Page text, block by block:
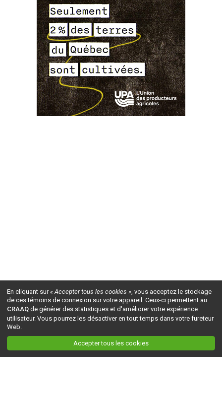
En cliquant sur« Accepter tous les cookies », vous acceptez le stockage
de ces témoins de connexion sur votre appareil. Ceux-ci permettent au
CRAAQ de générer des statistiques et d'améliorer votre expérience
utilisateur. Vous pourrez les désactiver en tout temps dans votre fureteur
Web.
Accepter tous les cookies